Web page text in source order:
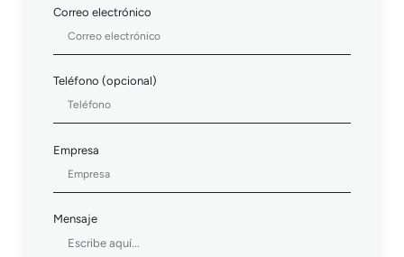
Correo electrónico
Teléfono (opcional)
Empresa
Mensaje